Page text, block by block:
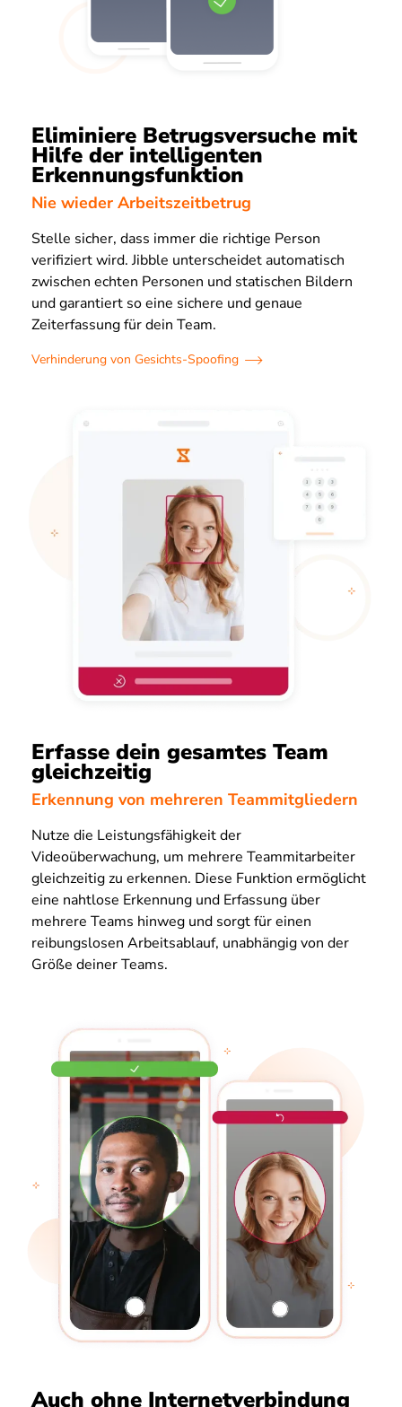
Eliminiere Betrugsversuche mit
Hilfe der intelligenten
Erkennungsfunktion
Nie wieder Arbeitszeitbetrug
Stelle sicher, dass immer die richtige Person
verifiziert wird. Jibble unterscheidet automatisch
zwischen echten Personen und statischen Bildern
und garantiert so eine sichere und genaue
Zeiterfassung für dein Team.
Verhinderung von Gesichts-Spoofing
Erfasse dein gesamtes Team
gleichzeitig
Erkennung von mehreren Teammitgliedern
Nutze die Leistungsfähigkeit der
Videoüberwachung, um mehrere Teammitarbeiter
gleichzeitig zu erkennen. Diese Funktion ermöglicht
eine nahtlose Erkennung und Erfassung über
mehrere Teams hinweg und sorgt für einen
reibungslosen Arbeitsablauf, unabhängig von der
Größe deiner Teams.
Auch ohne Internetverbindung